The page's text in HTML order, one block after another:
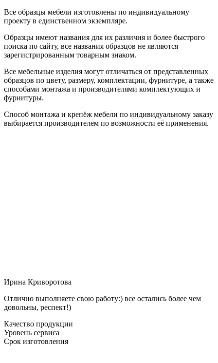
Все образцы мебели изготовлены по индивидуальному
проекту в единственном экземпляре.
Образцы имеют названия для их различия и более быстрого
поиска по сайту, все названия образцов не являются
зарегистрированным товарным знаком.
Все мебельные изделия могут отличаться от представленных
образцов по цвету, размеру, комплектации, фурнитуре, а также
способами монтажа и производителями комплектующих и
фурнитуры.
Способ монтажа и крепёж мебели по индивидуальному заказу
выбирается производителем по возможности её применения.
Ирина Криворотова
Отлично выполняете свою работу:) все остались более чем
довольны, респект!)
Качество продукции
Уровень сервиса
Срок изготовления